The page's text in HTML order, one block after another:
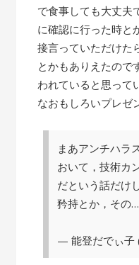
で食事しても大丈夫
に確認に行った時と
接言っていただけた
とかもありえたので
われていると思って
なおもしろいプレゼ
まあアンチハラ
おいて，技術カ
だという話だけ
矜持とか，その…
— 能登だでぃ子